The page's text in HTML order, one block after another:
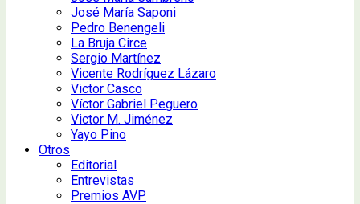
José María Saponi
Pedro Benengeli
La Bruja Circe
Sergio Martínez
Vicente Rodríguez Lázaro
Victor Casco
Víctor Gabriel Peguero
Victor M. Jiménez
Yayo Pino
Otros
Editorial
Entrevistas
Premios AVP